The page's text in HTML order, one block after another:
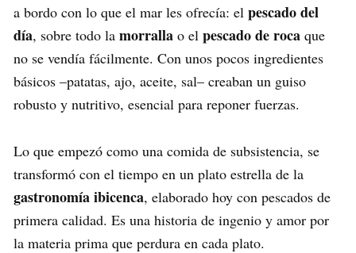
a bordo con lo que el mar les ofrecía: el pescado del
día, sobre todo la morralla o el pescado de roca que
no se vendía fácilmente. Con unos pocos ingredientes
básicos –patatas, ajo, aceite, sal– creaban un guiso
robusto y nutritivo, esencial para reponer fuerzas.
Lo que empezó como una comida de subsistencia, se
transformó con el tiempo en un plato estrella de la
gastronomía ibicenca, elaborado hoy con pescados de
primera calidad. Es una historia de ingenio y amor por
la materia prima que perdura en cada plato.